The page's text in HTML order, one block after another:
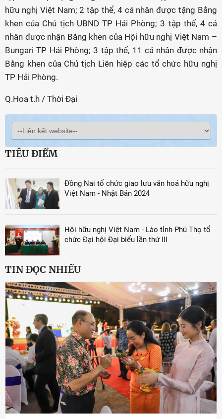
hữu nghị Việt Nam; 2 tập thể, 4 cá nhân được tặng Bằng
khen của Chủ tịch UBND TP Hải Phòng; 3 tập thể, 4 cá
nhân được nhận Bằng khen của Hội hữu nghị Việt Nam –
Bungari TP Hải Phòng; 3 tập thể, 11 cá nhân được nhận
Bằng khen của Chủ tịch Liên hiệp các tổ chức hữu nghị
TP Hải Phòng.
Q.Hoa t.h / Thời Đại
TIÊU ĐIỂM
Đồng Nai tổ chức giao lưu văn hoá hữu nghị
Việt Nam - Nhật Bản 2024
Hội hữu nghị Việt Nam - Lào tỉnh Phú Thọ tổ
chức Đại hội Đại biểu lần thứ III
TIN ĐỌC NHIỀU